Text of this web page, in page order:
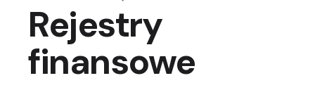
Rejestry
finansowe